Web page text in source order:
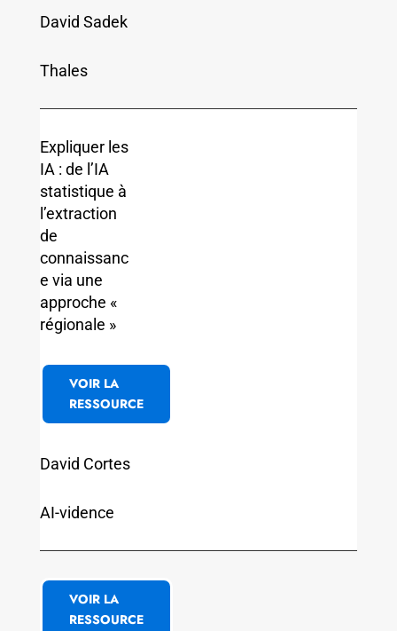
David Sadek
Thales
Expliquer les
IA : de l’IA
statistique à
l’extraction
de
connaissanc
e via une
approche «
régionale »
VOIR LA
RESSOURCE
David Cortes
AI-vidence
VOIR LA
RESSOURCE